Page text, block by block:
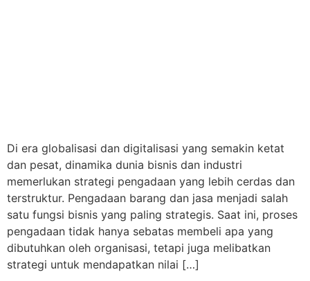
Di era globalisasi dan digitalisasi yang semakin ketat
dan pesat, dinamika dunia bisnis dan industri
memerlukan strategi pengadaan yang lebih cerdas dan
terstruktur. Pengadaan barang dan jasa menjadi salah
satu fungsi bisnis yang paling strategis. Saat ini, proses
pengadaan tidak hanya sebatas membeli apa yang
dibutuhkan oleh organisasi, tetapi juga melibatkan
strategi untuk mendapatkan nilai […]